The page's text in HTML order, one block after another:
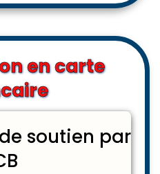
en carte
soutien par